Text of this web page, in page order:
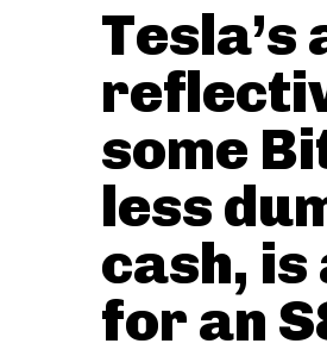
some
less
cash,
for an